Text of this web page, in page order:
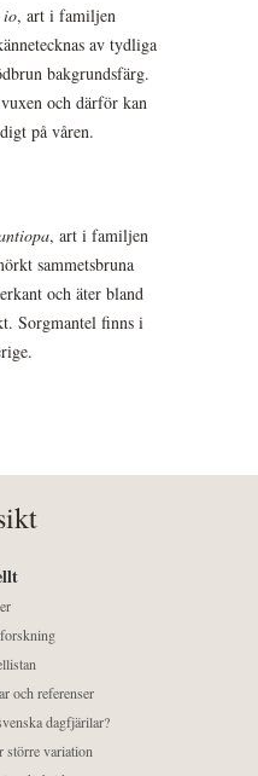
io, art i familjen
av tydliga
bakgrundsfärg.
och därför kan
på våren.
, art i familjen
sammetsbruna
och äter bland
Sorgmantel finns i
och referenser
dagfjärilar?
större variation